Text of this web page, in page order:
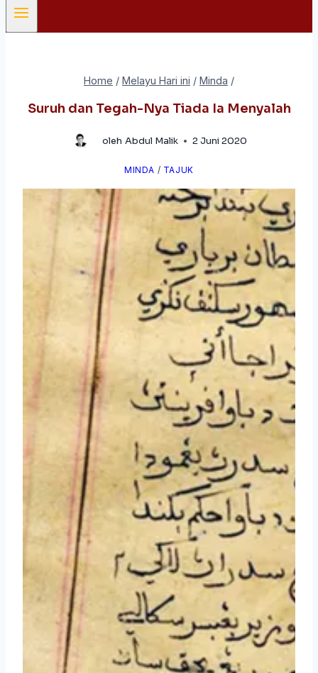
Home / Melayu Hari ini / Minda /
Suruh dan Tegah-Nya Tiada Ia Menyalah
oleh Abdul Malik 2 Juni 2020
MINDA / TAJUK